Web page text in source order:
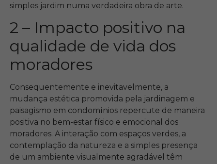
simples jardim numa verdadeira obra de arte.
2 – Impacto positivo na
qualidade de vida dos
moradores
Consequentemente e inevitavelmente, a
mudança estética promovida pela jardinagem e
paisagismo em condomínios repercute de maneira
positiva no bem-estar físico e emocional dos
moradores. A interação com espaços verdes, a
contemplação da natureza e a simples presença
de um ambiente visualmente agradável têm